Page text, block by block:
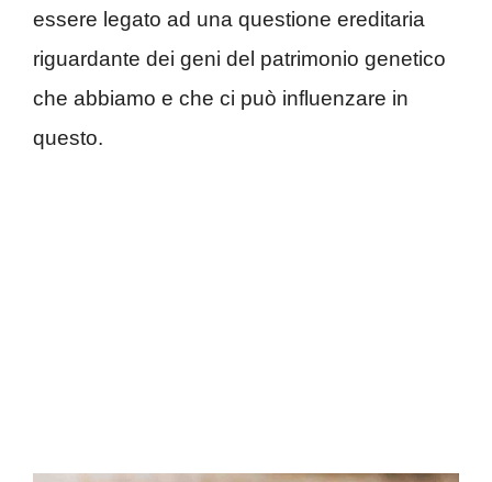
essere legato ad una questione ereditaria
riguardante dei geni del patrimonio genetico
che abbiamo e che ci può influenzare in
questo.